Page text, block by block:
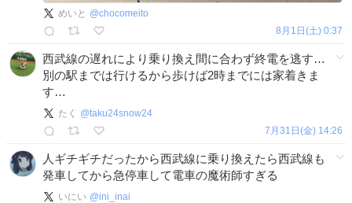
めいと @chocomeito
8月1日(土) 0:37
西武線の遅れにより乗り換え間に合わず終電を逃す…
別の駅までは行けるから歩けば2時までには家着きま
す…
たく @taku24snow24
7月31日(金) 14:26
人ギチギチだったから西武線に乗り換えたら西武線も
発車してから急停車して電車の魔術師すぎる
いにい @ini_inai